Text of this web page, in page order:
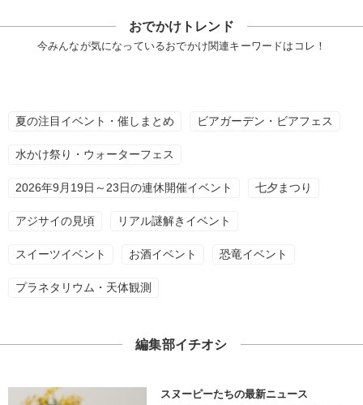
おでかけトレンド
今みんなが気になっているおでかけ関連キーワードはコレ！
夏の注目イベント・催しまとめ ビアガーデン・ビアフェス
水かけ祭り・ウォーターフェス
2026年9月19日～23日の連休開催イベント 七夕まつり
アジサイの見頃 リアル謎解きイベント
スイーツイベント お酒イベント 恐竜イベント
プラネタリウム・天体観測
編集部イチオシ
スヌーピーたちの最新ニュース